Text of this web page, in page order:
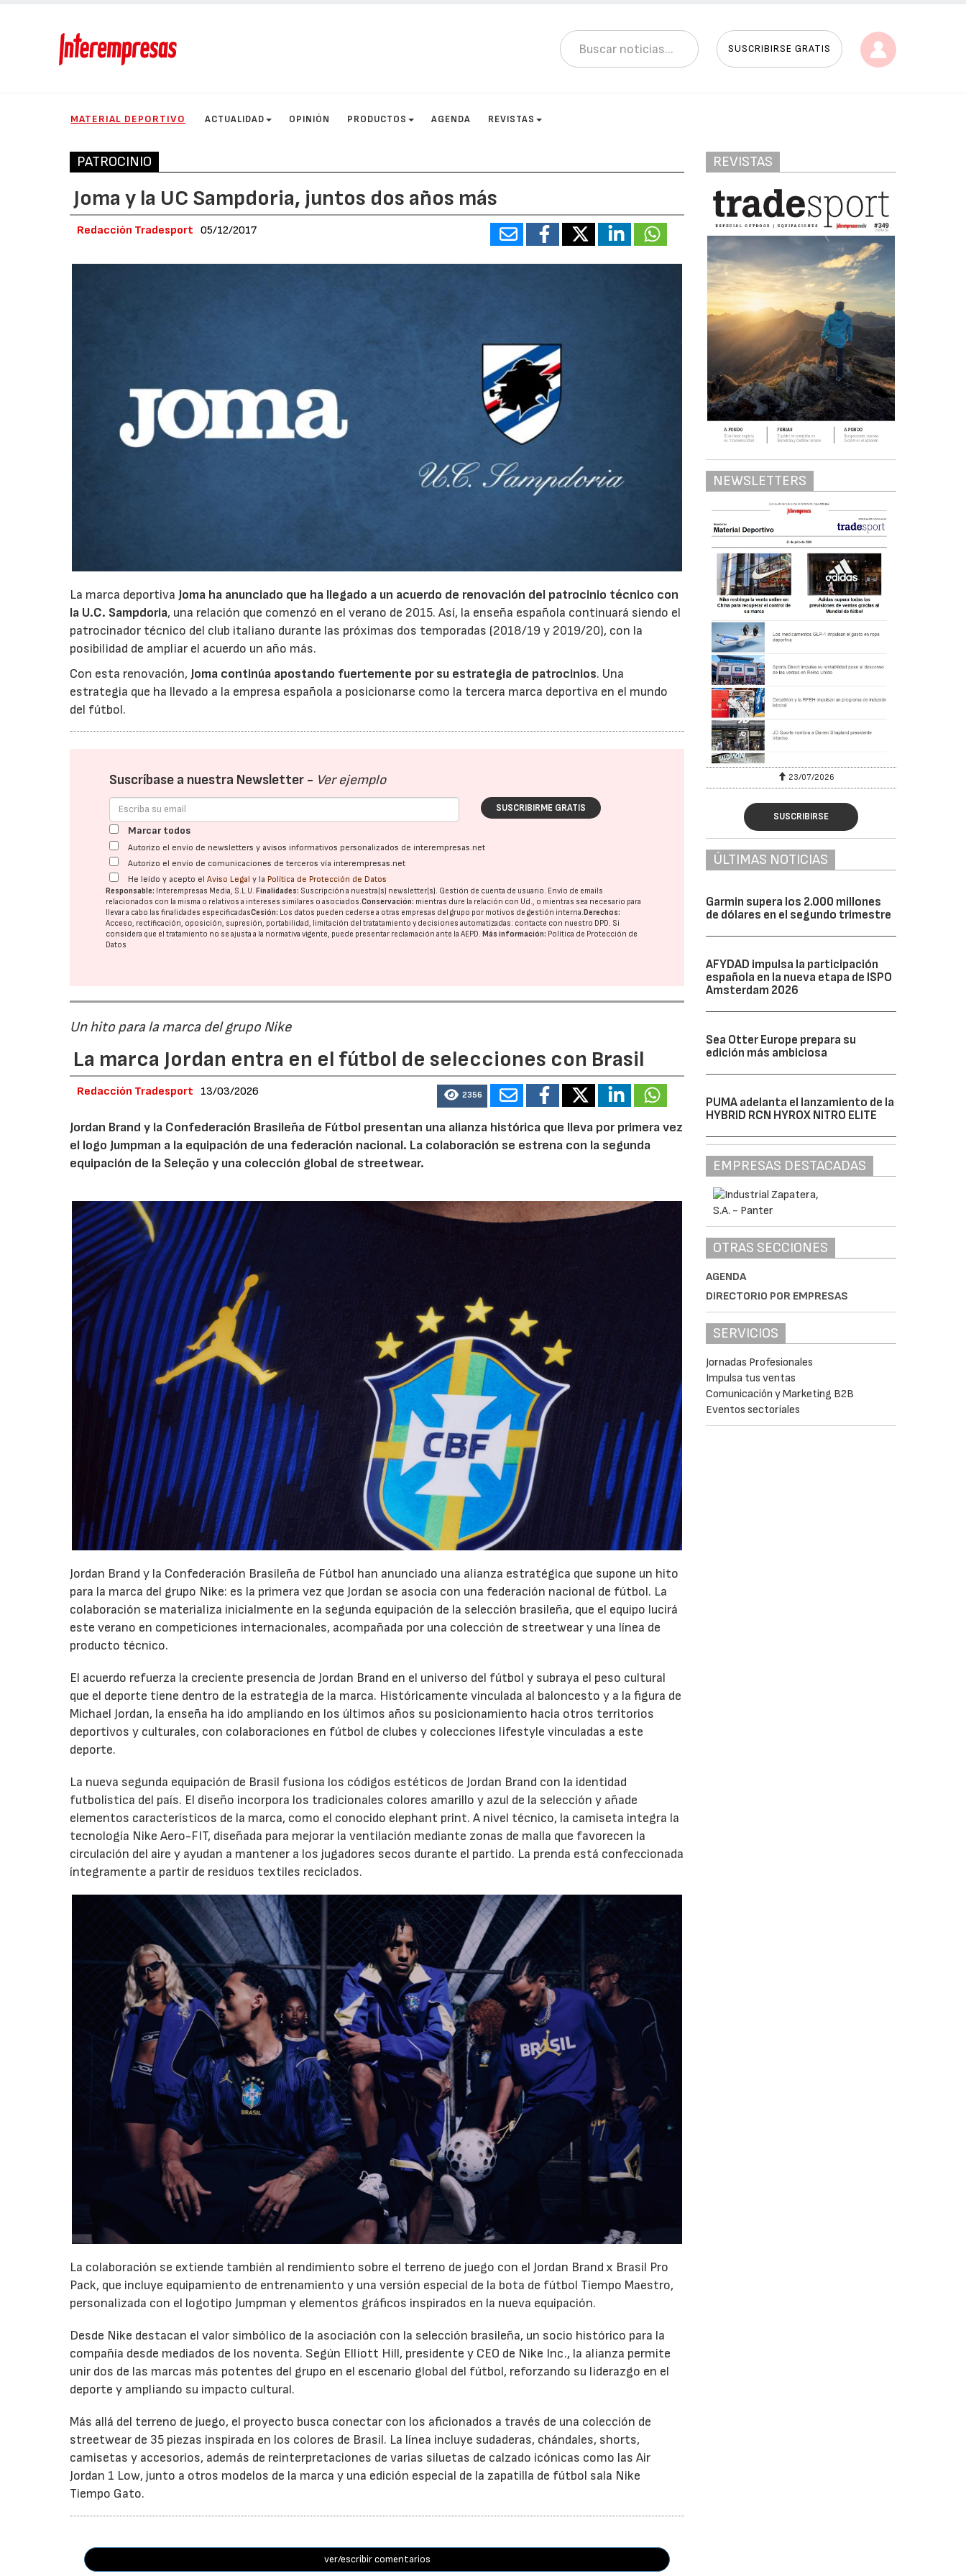
SUSCRIBIRSE GRATIS
MATERIAL DEPORTIVO ACTUALIDAD OPINIÓN PRODUCTOS AGENDA REVISTAS
PATROCINIO
Joma y la UC Sampdoria, juntos dos años más
Redacción Tradesport 05/12/2017
La marca deportiva Joma ha anunciado que ha llegado a un acuerdo de renovación del patrocinio técnico con
la U.C. Sampdoria, una relación que comenzó en el verano de 2015. Así, la enseña española continuará siendo el
patrocinador técnico del club italiano durante las próximas dos temporadas (2018/19 y 2019/20), con la
posibilidad de ampliar el acuerdo un año más.
Con esta renovación, Joma continúa apostando fuertemente por su estrategia de patrocinios. Una
estrategia que ha llevado a la empresa española a posicionarse como la tercera marca deportiva en el mundo
del fútbol.
Suscríbase a nuestra Newsletter - Ver ejemplo
SUSCRIBIRME GRATIS
Marcar todos
Autorizo el envío de newsletters y avisos informativos personalizados de interempresas.net
Autorizo el envío de comunicaciones de terceros vía interempresas.net
He leído y acepto elAviso Legal y la Política de Protección de Datos
Responsable: Interempresas Media, S.L.U.Finalidades: Suscripción a nuestra(s) newsletter(s). Gestión de cuenta de usuario. Envío de emails
relacionados con la misma o relativos a intereses similares o asociados.Conservación: mientras dure la relación con Ud., o mientras sea necesario para
llevar a cabo las finalidades especificadasCesión: Los datos pueden cederse a otras empresas del grupo por motivos de gestión interna.Derechos:
Acceso, rectificación, oposición, supresión, portabilidad, limitación del tratatamiento y decisiones automatizadas: contacte con nuestro DPD. Si
considera que el tratamiento no se ajusta a la normativa vigente, puede presentar reclamación ante laAEPD.Más información: Política de Protección de
Datos
Un hito para la marca del grupo Nike
La marca Jordan entra en el fútbol de selecciones con Brasil
Redacción Tradesport 13/03/2026 2356
Jordan Brand y la Confederación Brasileña de Fútbol presentan una alianza histórica que lleva por primera vez
el logo Jumpman a la equipación de una federación nacional. La colaboración se estrena con la segunda
equipación de la Seleção y una colección global de streetwear.
Jordan Brand y la Confederación Brasileña de Fútbol han anunciado una alianza estratégica que supone un hito
para la marca del grupo Nike: es la primera vez que Jordan se asocia con una federación nacional de fútbol. La
colaboración se materializa inicialmente en la segunda equipación de la selección brasileña, que el equipo lucirá
este verano en competiciones internacionales, acompañada por una colección de streetwear y una línea de
producto técnico.
El acuerdo refuerza la creciente presencia de Jordan Brand en el universo del fútbol y subraya el peso cultural
que el deporte tiene dentro de la estrategia de la marca. Históricamente vinculada al baloncesto y a la figura de
Michael Jordan, la enseña ha ido ampliando en los últimos años su posicionamiento hacia otros territorios
deportivos y culturales, con colaboraciones en fútbol de clubes y colecciones lifestyle vinculadas a este
deporte.
La nueva segunda equipación de Brasil fusiona los códigos estéticos de Jordan Brand con la identidad
futbolística del país. El diseño incorpora los tradicionales colores amarillo y azul de la selección y añade
elementos característicos de la marca, como el conocido elephant print. A nivel técnico, la camiseta integra la
tecnología Nike Aero-FIT, diseñada para mejorar la ventilación mediante zonas de malla que favorecen la
circulación del aire y ayudan a mantener a los jugadores secos durante el partido. La prenda está confeccionada
íntegramente a partir de residuos textiles reciclados.
La colaboración se extiende también al rendimiento sobre el terreno de juego con el Jordan Brand x Brasil Pro
Pack, que incluye equipamiento de entrenamiento y una versión especial de la bota de fútbol Tiempo Maestro,
personalizada con el logotipo Jumpman y elementos gráficos inspirados en la nueva equipación.
Desde Nike destacan el valor simbólico de la asociación con la selección brasileña, un socio histórico para la
compañía desde mediados de los noventa. Según Elliott Hill, presidente y CEO de Nike Inc., la alianza permite
unir dos de las marcas más potentes del grupo en el escenario global del fútbol, reforzando su liderazgo en el
deporte y ampliando su impacto cultural.
Más allá del terreno de juego, el proyecto busca conectar con los aficionados a través de una colección de
streetwear de 35 piezas inspirada en los colores de Brasil. La línea incluye sudaderas, chándales, shorts,
camisetas y accesorios, además de reinterpretaciones de varias siluetas de calzado icónicas como las Air
Jordan 1 Low, junto a otros modelos de la marca y una edición especial de la zapatilla de fútbol sala Nike
Tiempo Gato.
ver/escribir comentarios
REVISTAS
NEWSLETTERS
23/07/2026
SUSCRIBIRSE
ÚLTIMAS NOTICIAS
Garmin supera los 2.000 millones
de dólares en el segundo trimestre
AFYDAD impulsa la participación
española en la nueva etapa de ISPO
Amsterdam 2026
Sea Otter Europe prepara su
edición más ambiciosa
PUMA adelanta el lanzamiento de la
HYBRID RCN HYROX NITRO ELITE
EMPRESAS DESTACADAS
OTRAS SECCIONES
AGENDA
DIRECTORIO POR EMPRESAS
SERVICIOS
Jornadas Profesionales
Impulsa tus ventas
Comunicación y Marketing B2B
Eventos sectoriales